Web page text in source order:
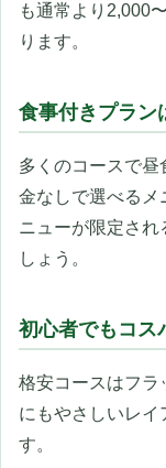
も通常より2,000
ります。
食事付きプラン
多くのコースで
金なしで選べるメ
ニューが限定され
しょう。
初心者でもコス
格安コースはフラ
にもやさしいレイ
す。